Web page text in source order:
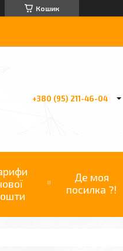
Кошик
+380 (95) 211-46-04
Де моя
посилка ?!